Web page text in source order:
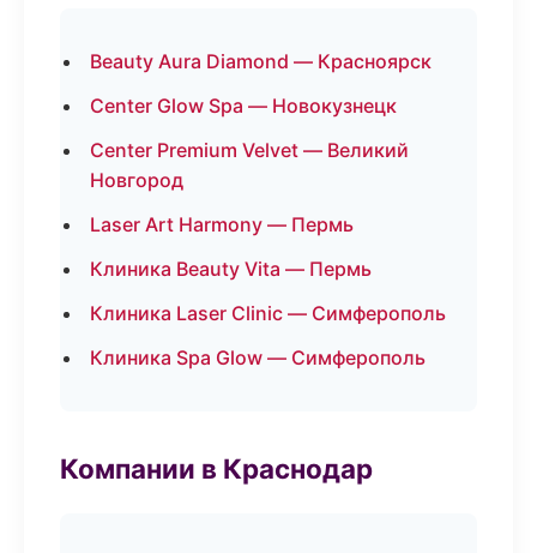
Beauty Aura Diamond — Красноярск
Center Glow Spa — Новокузнецк
Center Premium Velvet — Великий
Новгород
Laser Art Harmony — Пермь
Клиника Beauty Vita — Пермь
Клиника Laser Clinic — Симферополь
Клиника Spa Glow — Симферополь
Компании в Краснодар